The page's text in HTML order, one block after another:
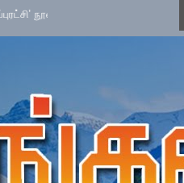
15 ஆவது சோட்டோகான்